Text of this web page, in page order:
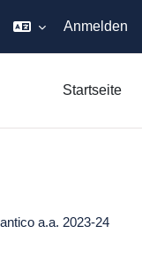
Anmelden
Startseite
a.a. 2023-24